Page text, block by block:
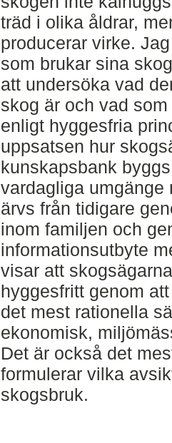
träd i olika åldrar,
producerar virke.
som brukar sina
att undersöka vad
skog är och vad
enligt hyggesfria
uppsatsen hur
kunskapsbank
vardagliga umgänge
ärvs från tidigare
inom familjen och
informationsutbyte
visar att
hyggesfritt genom
det mest rationella
ekonomisk,
Det är också det
formulerar vilka
skogsbruk.